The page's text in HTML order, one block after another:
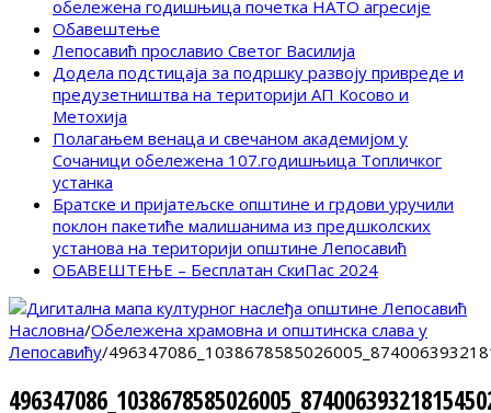
обележена годишњица почетка НАТО агресије
Обавештење
Лепосавић прославио Светог Василија
Додела подстицаја за подршку развоју привреде и
предузетништва на територији АП Косово и
Метохија
Полагањем венаца и свечаном академијом у
Сочаници обележена 107.годишњица Топличког
устанка
Братске и пријатељске општине и грдови уручили
поклон пакетиће малишанима из предшколских
установа на територији општине Лепосавић
ОБАВЕШТЕЊЕ – Бесплатан СкиПас 2024
Насловна/Обележена храмовна и општинска слава у
Лепосавићу/